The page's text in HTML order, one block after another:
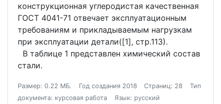
конструкционная углеродистая качественная
ГОСТ 4041-71 отвечает эксплуатационным
требованиям и прикладываемым нагрузкам
при эксплуатации детали([1], стр.113).
В таблице 1 представлен химический состав
стали.
Размер: 0.22 МБ. Год создания 2018 Страниц: 28
Тип
документа: курсовая работа
Язык: русский